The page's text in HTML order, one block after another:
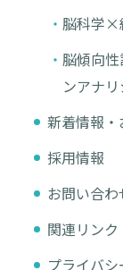
脳科学×
脳傾向
ンアナリ
新着情報・
採用情報
お問い合わ
関連リンク
プライバ